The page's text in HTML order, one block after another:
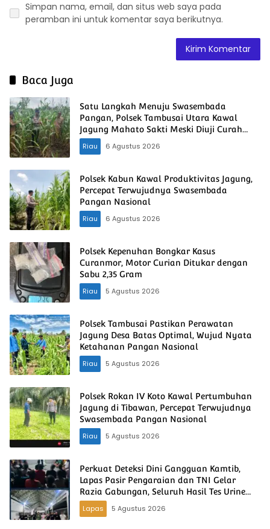
Simpan nama, email, dan situs web saya pada
peramban ini untuk komentar saya berikutnya.
Baca Juga
Satu Langkah Menuju Swasembada
Pangan, Polsek Tambusai Utara Kawal
Jagung Mahato Sakti Meski Diuji Curah
Hujan
Riau 6 Agustus 2026
Polsek Kabun Kawal Produktivitas Jagung,
Percepat Terwujudnya Swasembada
Pangan Nasional
Riau
6 Agustus 2026
Polsek Kepenuhan Bongkar Kasus
Curanmor, Motor Curian Ditukar dengan
Sabu 2,35 Gram
Riau
5 Agustus 2026
Polsek Tambusai Pastikan Perawatan
Jagung Desa Batas Optimal, Wujud Nyata
Ketahanan Pangan Nasional
Riau
5 Agustus 2026
Polsek Rokan IV Koto Kawal Pertumbuhan
Jagung di Tibawan, Percepat Terwujudnya
Swasembada Pangan Nasional
Riau
5 Agustus 2026
Perkuat Deteksi Dini Gangguan Kamtib,
Lapas Pasir Pengaraian dan TNI Gelar
Razia Gabungan, Seluruh Hasil Tes Urine
Negatif
Lapas 5 Agustus 2026